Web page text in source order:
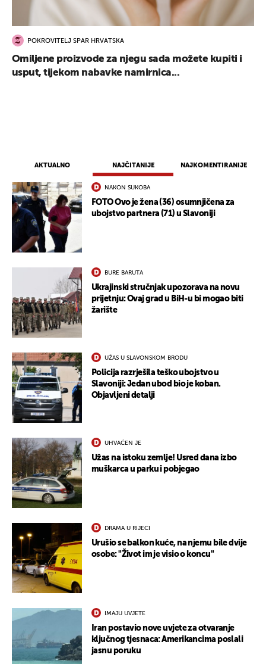
AKTUALNO NAJČITANIJE NAJKOMENTIRANIJE
NAKON SUKOBA
FOTO Ovo je žena (36) osumnjičena za
ubojstvo partnera (71) u Slavoniji
BURE BARUTA
Ukrajinski stručnjak upozorava na novu
prijetnju: Ovaj grad u BiH-u bi mogao biti
žarište
UŽAS U SLAVONSKOM BRODU
Policija razrješila teško ubojstvo u
Slavoniji: Jedan ubod bio je koban.
Objavljeni detalji
UHVAĆEN JE
Užas na istoku zemlje! Usred dana izbo
muškarca u parku i pobjegao
DRAMA U RIJECI
Urušio se balkon kuće, na njemu bile dvije
osobe: "Život im je visio o koncu"
IMAJU UVJETE
Iran postavio nove uvjete za otvaranje
ključnog tjesnaca: Amerikancima poslali
jasnu poruku
POKROVITELJ SPAR HRVATSKA
Omiljene proizvode za njegu sada možete kupiti i
usput, tijekom nabavke namirnica...
UKLJUČITE NOTIFIKACIJE